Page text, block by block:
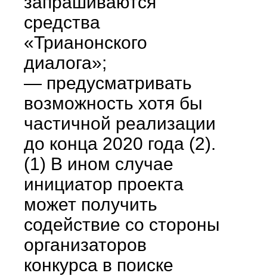
средства
«Трианонского
диалога»;
— предусматривать
возможность хотя бы
частичной реализации
до конца 2020 года (2).
(1) В ином случае
инициатор проекта
может получить
содействие со стороны
организаторов
конкурса в поиске